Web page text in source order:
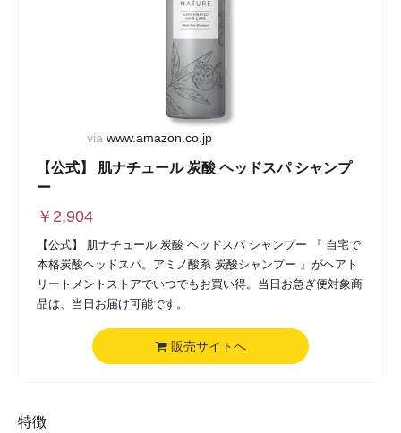
via www.amazon.co.jp
【公式】 肌ナチュール 炭酸 ヘッドスパ シャンプ
ー
￥ 2,904
【公式】 肌ナチュール 炭酸 ヘッドスパ シャンプー 『 自宅で
本格炭酸ヘッドスパ。アミノ酸系 炭酸シャンプー 』がヘアト
リートメントストアでいつでもお買い得。当日お急ぎ便対象商
品は、当日お届け可能です。
販売サイトへ
特徴